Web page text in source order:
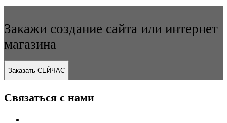
Закажи создание сайта или интернет
магазина
Заказать СЕЙЧАС
Связаться с нами